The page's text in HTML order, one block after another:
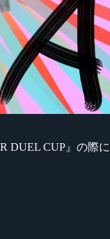
DUEL CUP』の際